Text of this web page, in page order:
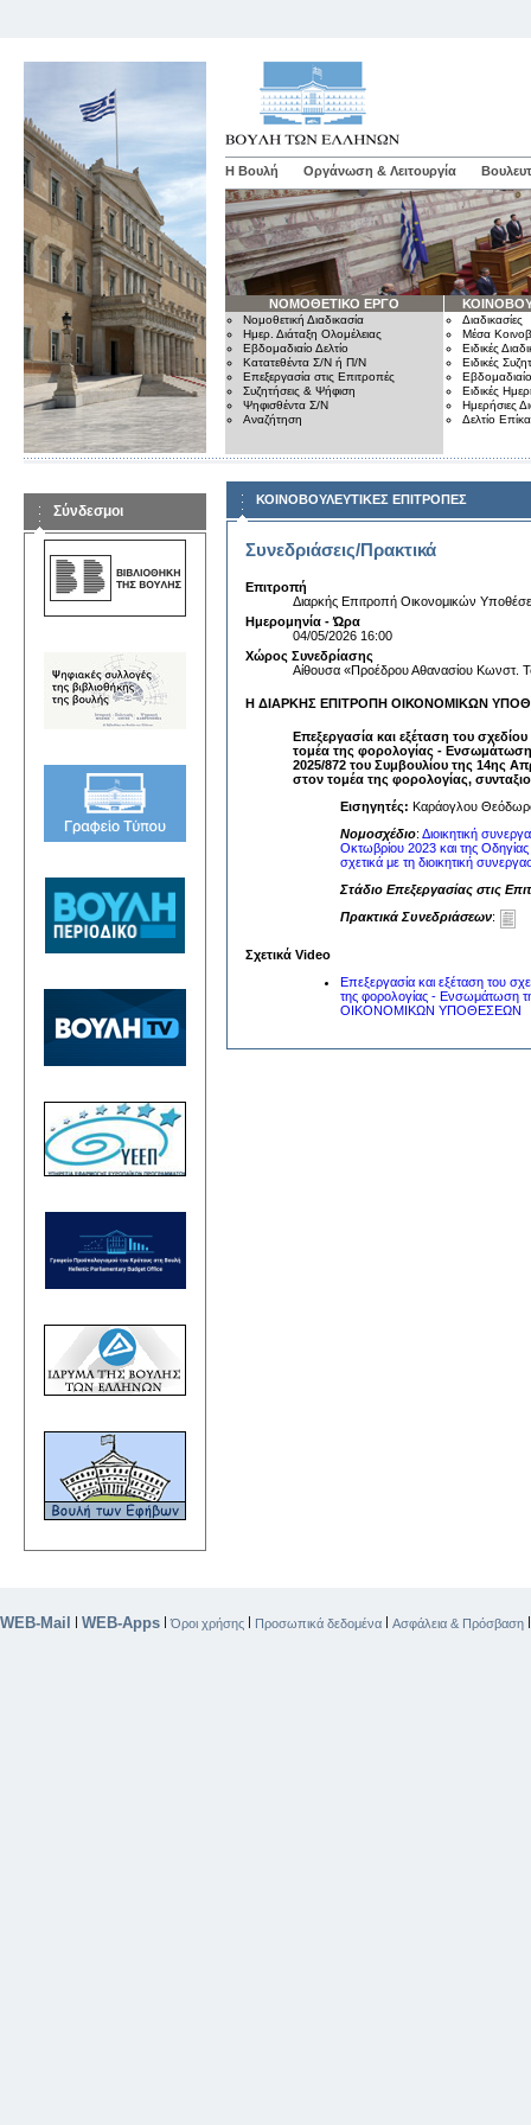
Η Βουλή Οργάνωση & Λειτουργία
ΝΟΜΟΘΕΤΙΚΟ ΕΡΓΟ
Νομοθετική Διαδικασία
Ημερ. Διάταξη Ολομέλειας
Εβδομαδιαίο Δελτίο
Κατατεθέντα Σ/Ν ή Π/Ν
Επεξεργασία στις Επιτροπές
Συζητήσεις & Ψήφιση
Ψηφισθέντα Σ/Ν
Αναζήτηση
Διαδικασίες
Μέσα
Ειδικές
Ειδικές
Εβδομαδιαίο
Ειδικές
Ημερήσιες
Δελτίο
Σύνδεσμοι
ΚΟΙΝΟΒΟΥΛΕΥΤΙΚΕΣ ΕΠΙΤΡΟΠΕΣ
Συνεδριάσεις/Πρακτικά
Επιτροπή
Διαρκής Επιτροπή Οικονομικών
Ημερομηνία - Ώρα
04/05/2026 16:00
Χώρος Συνεδρίασης
Αίθουσα «Προέδρου Αθανασίου Κωνστ.
Η ΔΙΑΡΚΗΣ ΕΠΙΤΡΟΠΗ ΟΙΚΟΝΟΜΙΚΩΝ
Επεξεργασία και εξέταση του
τομέα της φορολογίας - Ενσωμάτωση
2025/872 του Συμβουλίου της 14ης
στον τομέα της φορολογίας,
Εισηγητές: Καράογλου
Νομοσχέδιο: Διοικητική
Οκτωβρίου 2023 και της
σχετικά με τη διοικητική
Στάδιο Επεξεργασίας στις
Πρακτικά Συνεδριάσεων:
Σχετικά Video
Επεξεργασία και εξέταση του
της φορολογίας - Ενσωμάτωση
ΟΙΚΟΝΟΜΙΚΩΝ ΥΠΟΘΕΣΕΩΝ
WEB-Mail WEB-Apps |Όροι χρήσης Προσωπικά δεδομένα Ασφάλεια & Πρόσβαση